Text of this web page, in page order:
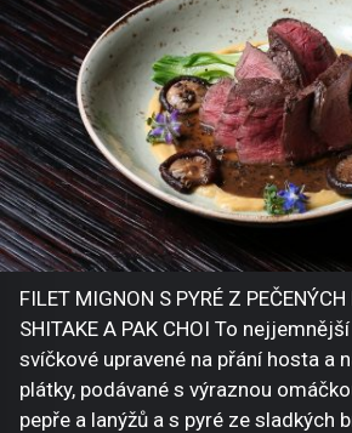
FILET MIGNON S PYRÉ Z
SHITAKE A PAK CHOI To
svíčkové upravené na přání hosta a
plátky, podávané s výraznou
pepře a lanýžů a s pyré ze sladkých